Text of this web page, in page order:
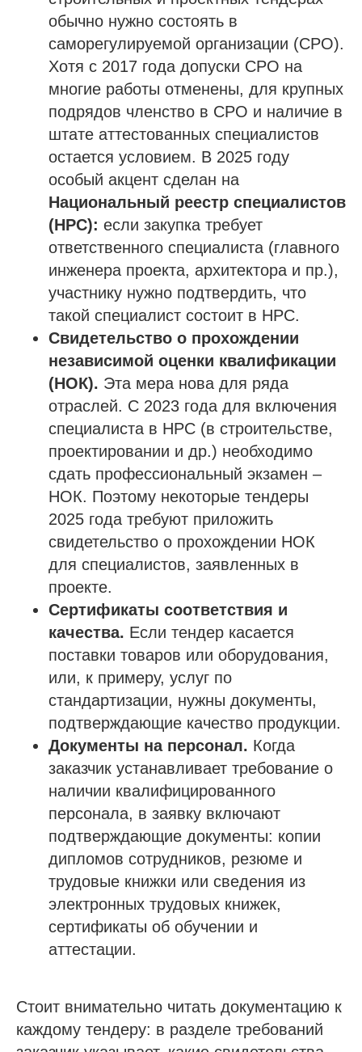
обычно нужно состоять в
саморегулируемой организации (СРО).
Хотя с 2017 года допуски СРО на
многие работы отменены, для крупных
подрядов членство в СРО и наличие в
штате аттестованных специалистов
остается условием. В 2025 году
особый акцент сделан на
Национальный реестр специалистов
(НРС): если закупка требует
ответственного специалиста (главного
инженера проекта, архитектора и пр.),
участнику нужно подтвердить, что
такой специалист состоит в НРС.
Свидетельство о прохождении
независимой оценки квалификации
(НОК). Эта мера нова для ряда
отраслей. С 2023 года для включения
специалиста в НРС (в строительстве,
проектировании и др.) необходимо
сдать профессиональный экзамен –
НОК. Поэтому некоторые тендеры
2025 года требуют приложить
свидетельство о прохождении НОК
для специалистов, заявленных в
проекте.
Сертификаты соответствия и
качества. Если тендер касается
поставки товаров или оборудования,
или, к примеру, услуг по
стандартизации, нужны документы,
подтверждающие качество продукции.
Документы на персонал. Когда
заказчик устанавливает требование о
наличии квалифицированного
персонала, в заявку включают
подтверждающие документы: копии
дипломов сотрудников, резюме и
трудовые книжки или сведения из
электронных трудовых книжек,
сертификаты об обучении и
аттестации.
Стоит внимательно читать документацию к
каждому тендеру: в разделе требований